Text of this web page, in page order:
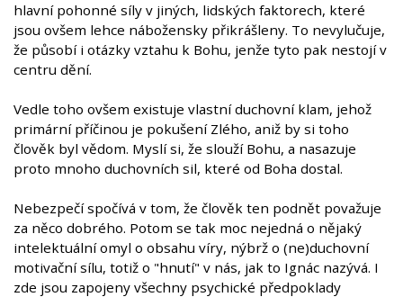
hlavní pohonné síly v jiných, lidských faktorech, které
jsou ovšem lehce nábožensky přikrášleny. To nevylučuje,
že působí i otázky vztahu k Bohu, jenže tyto pak nestojí v
centru dění.
Vedle toho ovšem existuje vlastní duchovní klam, jehož
primární příčinou je pokušení Zlého, aniž by si toho
člověk byl vědom. Myslí si, že slouží Bohu, a nasazuje
proto mnoho duchovních sil, které od Boha dostal.
Nebezpečí spočívá v tom, že člověk ten podnět považuje
za něco dobrého. Potom se tak moc nejedná o nějaký
intelektuální omyl o obsahu víry, nýbrž o (ne)duchovní
motivační sílu, totiž o "hnutí" v nás, jak to Ignác nazývá. I
zde jsou zapojeny všechny psychické předpoklady